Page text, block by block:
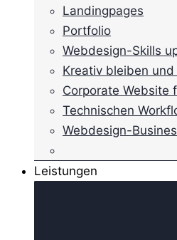
Landingpages
Portfolio
Webdesign-Skills
Kreativ bleiben
Corporate Website
Technischen
Webdesign-
Leistungen